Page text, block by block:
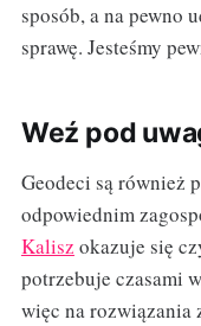
sposób, a na pewno
sprawę. Jesteśmy
Weź pod
Geodeci są również
odpowiednim
Kalisz okazuje się
potrzebuje czasami
więc na rozwiązania